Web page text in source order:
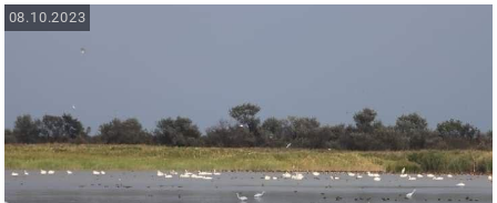
08.10.2023